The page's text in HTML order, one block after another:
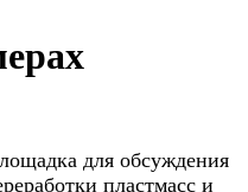
для обсуждения
пластмасс и